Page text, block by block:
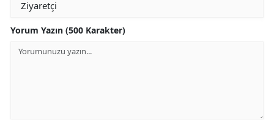
Yorum Yazın (500 Karakter)